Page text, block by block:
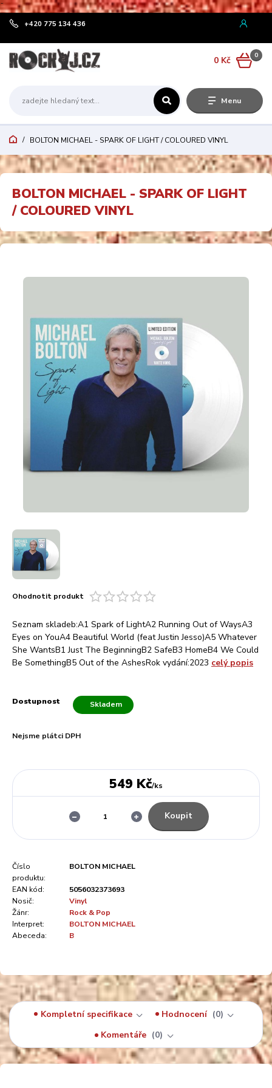
¨
Menu
+420 775 134 436
0
0 Kč
BOLTON MICHAEL - SPARK OF LIGHT / COLOURED VINYL
BOLTON MICHAEL - SPARK OF LIGHT
/ COLOURED VINYL
Ohodnotit produkt
Seznam skladeb:A1 Spark of LightA2 Running Out of WaysA3
Eyes on YouA4 Beautiful World (feat Justin Jesso)A5 Whatever
She WantsB1 Just The BeginningB2 SafeB3 HomeB4 We Could
Be SomethingB5 Out of the AshesRok vydání:2023 celý popis
Dostupnost Skladem
Nejsme plátci DPH
549 Kč/ks
Koupit
Číslo
produktu:
BOLTON MICHAEL
EAN kód:
5056032373693
Nosič:
Vinyl
Žánr:
Rock & Pop
Interpret:
BOLTON MICHAEL
Abeceda:
B
Kompletní specifikace Hodnocení
0
Komentáře
0